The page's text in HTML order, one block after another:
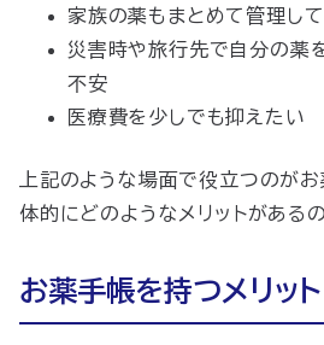
家族の薬もまとめて管理し
災害時や旅行先で自分の薬
不安
医療費を少しでも抑えたい
上記のような場面で役立つのがお
体的にどのようなメリットがある
お薬手帳を持つメリット